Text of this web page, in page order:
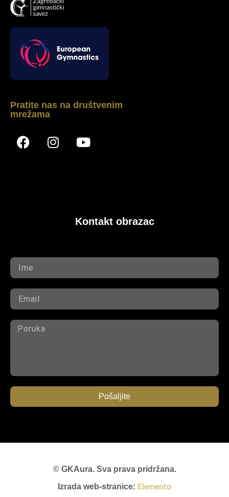
Pratite nas na društvenim
mrežama
Kontakt obrazac
Pošaljite
© GKAura. Sva prava pridržana.
Izrada web-stranice: Elemento